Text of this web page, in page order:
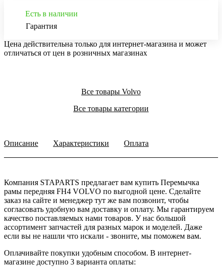
Есть в наличии
Гарантия
Цена действительна только для интернет-магазина и может
отличаться от цен в розничных магазинах
Все товары Volvo
Все товары категории
Описание Характеристики Оплата
Компания STAPARTS предлагает вам купить Перемычка
рамы передняя FH4 VOLVO по выгодной цене. Сделайте
заказ на сайте и менеджер тут же вам позвонит, чтобы
согласовать удобную вам доставку и оплату. Мы гарантируем
качество поставляемых нами товаров. У нас большой
ассортимент запчастей для разных марок и моделей. Даже
если вы не нашли что искали - звоните, мы поможем вам.
Оплачивайте покупки удобным способом. В интернет-
магазине доступно 3 варианта оплаты: